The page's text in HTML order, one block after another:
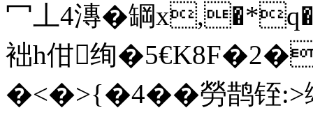
冖丄4漙�罁
袦h佄绚
�<�>{�4��勞鹊铚